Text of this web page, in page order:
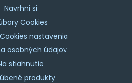
Navrhni si
Cookies
nastavenia
osobných údajov
stiahnutie
produkty